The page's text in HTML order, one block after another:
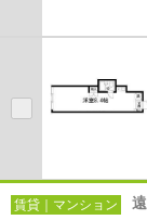
賃貸｜マンション